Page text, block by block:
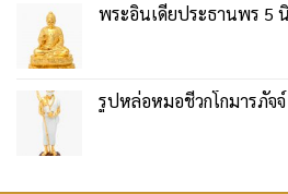
พระอินเดียประธานพร 5
รูปหล่อหมอชีวกโกมารภัจ